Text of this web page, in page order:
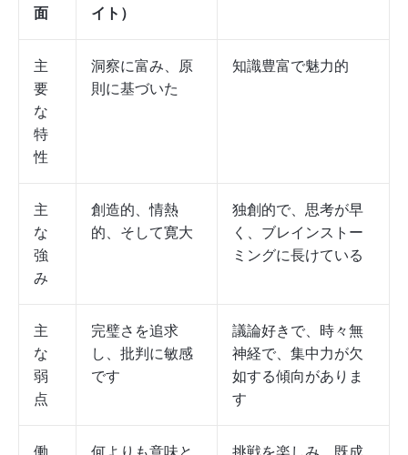
面
イト）
主
要
な
特
性
洞察に富み、原
則に基づいた
知識豊富で魅力的
主
な
強
み
創造的、情熱
的、そして寛大
独創的で、思考が早
く、ブレインストー
ミングに長けている
主
な
弱
点
完璧さを追求
し、批判に敏感
です
議論好きで、時々無
神経で、集中力が欠
如する傾向がありま
す
働
何よりも意味と
挑戦を楽しみ、既成